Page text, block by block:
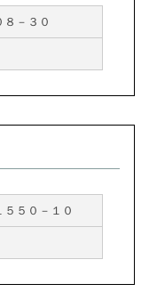
－３０
５０－１０